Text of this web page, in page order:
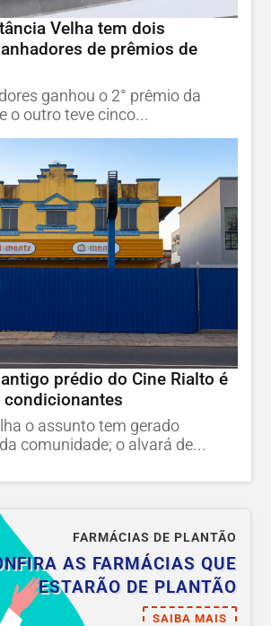
Velha tem dois
de prêmios de
ganhou o 2° prêmio da
o outro teve cinco...
prédio do Cine Rialto é
o assunto tem gerado
comunidade; o alvará de...
FARMÁCIAS DE PLANTÃO
AS FARMÁCIAS QUE
ESTARÃO DE PLANTÃO
SAIBA MAIS